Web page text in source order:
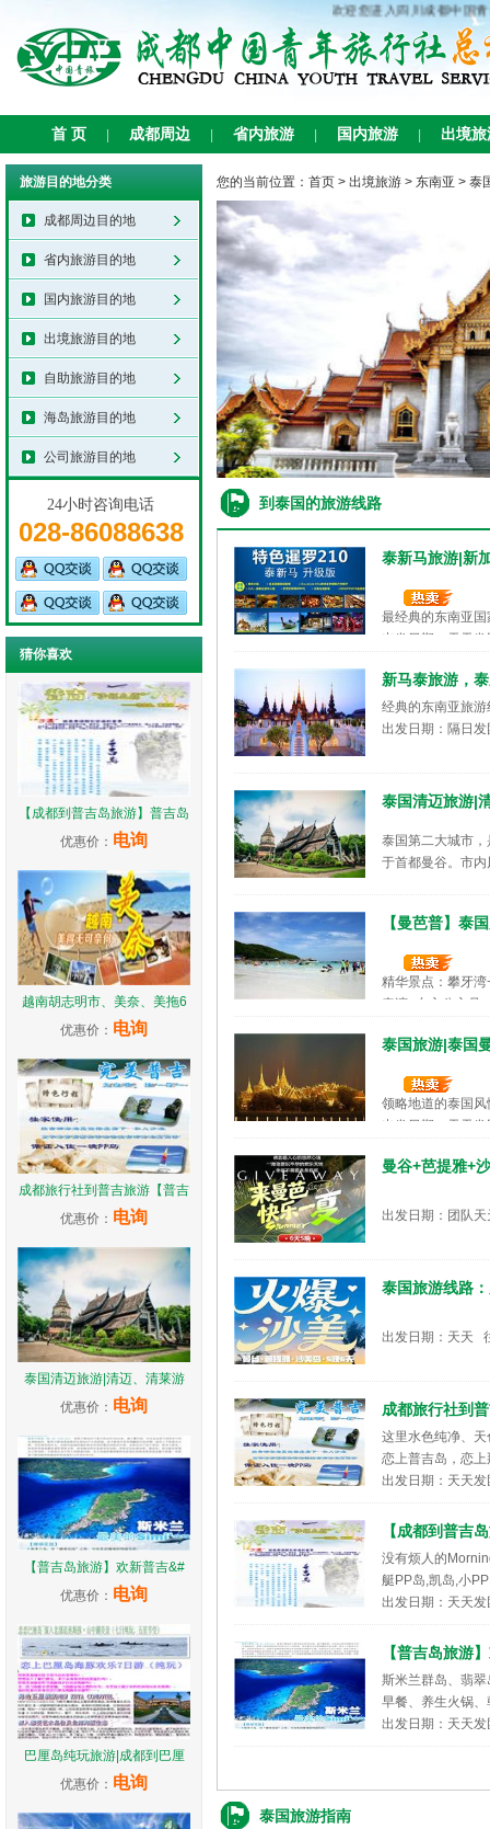
欢迎您进入四川成都中国青
首 页 成都周边 省内旅游 国内旅游 出境旅
旅游目的地分类
成都周边目的地
省内旅游目的地
国内旅游目的地
出境旅游目的地
自助旅游目的地
海岛旅游目的地
公司旅游目的地
24小时咨询电话
028-86088638
猜你喜欢
【成都到普吉岛旅游】普吉岛
优惠价： 电询
越南胡志明市、美奈、美拖6
优惠价： 电询
成都旅行社到普吉旅游【普吉
优惠价： 电询
泰国清迈旅游|清迈、清莱游
优惠价： 电询
【普吉岛旅游】欢新普吉&#
优惠价： 电询
巴厘岛纯玩旅游|成都到巴厘
优惠价： 电询
您的当前位置： 首页 > 出境旅游 > 东南亚 > 泰
到泰国的旅游线路
泰新马旅游|新
最经典的东南亚
出发日期：天天
新马泰旅游，
经典的东南亚旅
出发日期：隔日
泰国清迈旅游|
泰国第二大城市
于首都曼谷。市
【曼芭普】泰
精华景点：攀牙
表演+东方公主号
泰国旅游|泰国
领略地道的泰国
出发日期：天天
曼谷+芭提雅+
出发日期：团队
泰国旅游线路
出发日期：天天
成都旅行社到
这里水色纯净、
恋上普吉岛，恋
出发日期：天天
【成都到普吉
没有烦人的
艇PP岛,凯岛,小
出发日期：天天
【普吉岛旅游
斯米兰群岛、翡
早餐、养生火锅
出发日期：天天
泰国旅游指南